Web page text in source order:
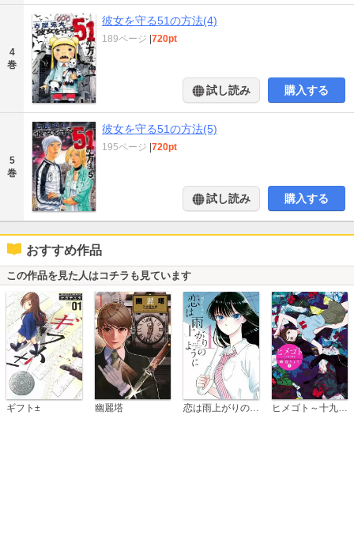
4
巻
彼女を守る51の方法(4)
189ページ |720pt
試し読み 購入する
5
巻
彼女を守る51の方法(5)
195ページ |720pt
試し読み 購入する
おすすめ作品
この作品を見た人はコチラも見ています
ギフト± 幽麗塔 ヒメゴト～十九歳の制服～